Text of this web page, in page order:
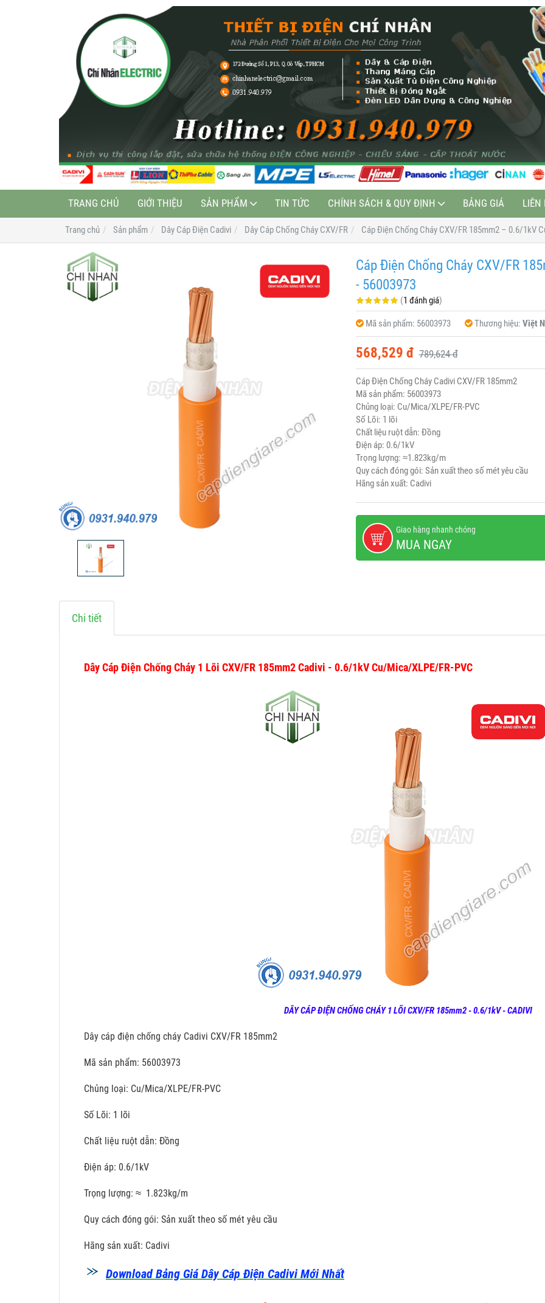
TRANG CHỦ GIỚI THIỆU SẢN PHẨM TIN TỨC CHÍNH SÁCH & QUY ĐỊNH BẢNG GIÁ LIÊN
Trang chủ Sản phẩm Dây Cáp Điện Cadivi Dây Cáp Chống Cháy CXV/FR Cáp Điện Chống Cháy CXV/FR 185mm2 – 0.6/1kV
Cáp Điện Chống Cháy CXV/FR
- 56003973
(1 đánh giá)
Mã sản phẩm: 56003973 Thương hiệu: Việt
568,529 đ 789,624 đ
Cáp Điện Chống Cháy Cadivi CXV/FR 185mm2
Mã sản phẩm: 56003973
Chủng loại: Cu/Mica/XLPE/FR-PVC
Số Lõi: 1 lõi
Chất liệu ruột dẫn: Đồng
Điện áp: 0.6/1kV
Trọng lượng: ≈1.823kg/m
Quy cách đóng gói: Sản xuất theo số mét yêu cầu
Hãng sản xuất: Cadivi
Giao hàng nhanh chóng
MUA NGAY
Chi tiết
Dây Cáp Điện Chống Cháy 1 Lõi CXV/FR 185mm2 Cadivi - 0.6/1kV Cu/Mica/XLPE/FR-PVC
DÂY CÁP ĐIỆN CHỐNG CHÁY 1 LÕI CXV/FR 185mm2 - 0.6/1kV - CADIVI
Dây cáp điện chống cháy Cadivi CXV/FR 185mm2
Mã sản phẩm: 56003973
Chủng loại: Cu/Mica/XLPE/FR-PVC
Số Lõi: 1 lõi
Chất liệu ruột dẫn: Đồng
Điện áp: 0.6/1kV
Trọng lượng: ≈ 1.823kg/m
Quy cách đóng gói: Sản xuất theo số mét yêu cầu
Hãng sản xuất: Cadivi
Download Bảng Giá Dây Cáp Điện Cadivi Mới Nhất